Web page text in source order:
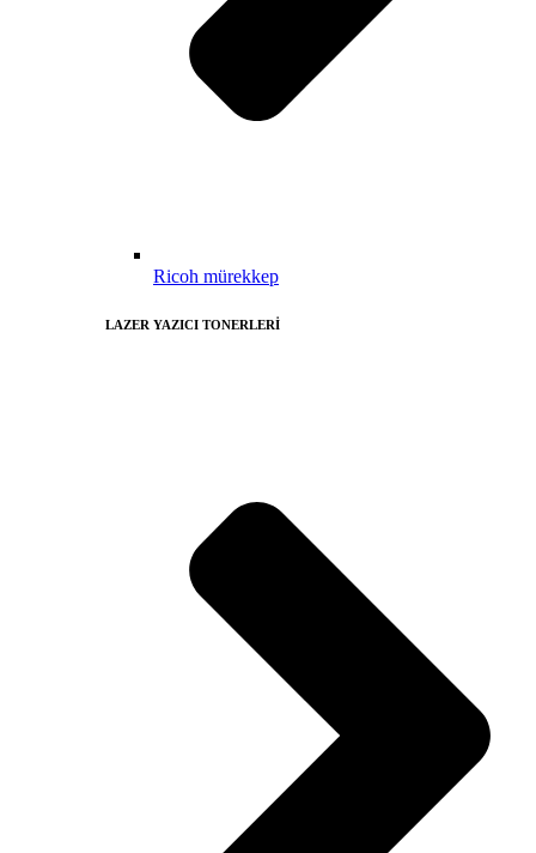
Ricoh mürekkep
LAZER YAZICI TONERLERİ